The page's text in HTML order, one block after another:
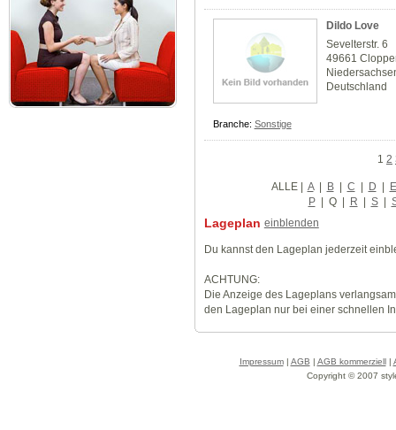
Dildo Love
Sevelterstr. 6
49661
Deutschland
Branche: Sonstige
1 2
ALLE| A | B | C | D | E
P | Q | R | S |
Lageplan einblenden
Du kannst den Lageplan jederzeit
ACHTUNG:
Die Anzeige des Lageplans
den Lageplan nur bei einer schnellen
Impressum| AGB | AGB kommerziell|
Copyright © 2007